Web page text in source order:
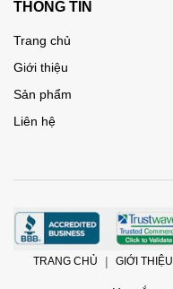
THÔNG TIN
Trang chủ
Giới thiệu
Sản phẩm
Liên hệ
TRANG CHỦ GIỚI THIỆU